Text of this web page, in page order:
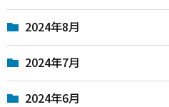
2024年8月
2024年7月
2024年6月